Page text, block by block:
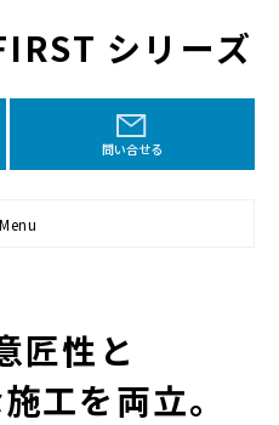
シリーズ
問い合せる
Menu
匠性と
工を両立。